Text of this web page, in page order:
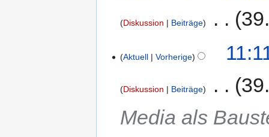
Diskussion Beiträge
Aktuell Vorherige
Diskussion Beiträge
Media als